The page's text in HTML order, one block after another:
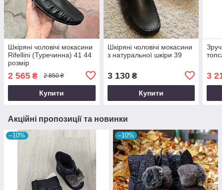
Шкіряні чоловічі мокасини
Rifellini (Туречинна) 41 44
розмір
2 565 ₴ 2 850 ₴
Купити
Шкіряні чоловічі мокасини
з натуральної шкіри 39
3 130₴
Купити
3
Акційні пропозиції та новинки
–10% –10%